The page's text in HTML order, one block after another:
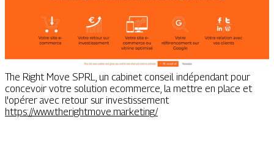
The Right Move SPRL, un cabinet conseil indépendant pour
concevoir votre solution ecommerce, la mettre en place et
l'opérer avec retour sur investissement
https://www.therightmove.marketing/